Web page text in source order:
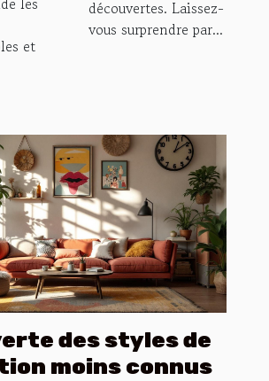
et
découvertes. Laissez-
vous surprendre par...
des styles de
moins connus